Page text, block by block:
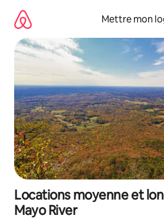
directement
contenu
Mettre mon
Locations moyenne et
Mayo River